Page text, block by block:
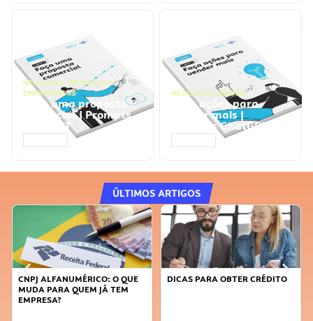
NEGÓCIOS, PROCESSOS
EMPRESARIAIS
Faça uma proposta
comercial | Prompts
ChatGPT
NEGÓCIOS, VENDAS
Faça ações para
vender mais |
Prompts ChatGPT
ÚLTIMOS ARTIGOS
DICAS PARA OBTER CRÉDITO
FAÇA A DIFERENÇA: SEJA